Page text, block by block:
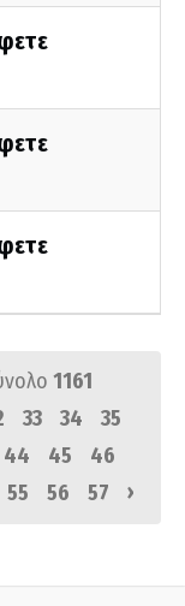
1161
33 34
35
44 45
46
55 56 57 ›